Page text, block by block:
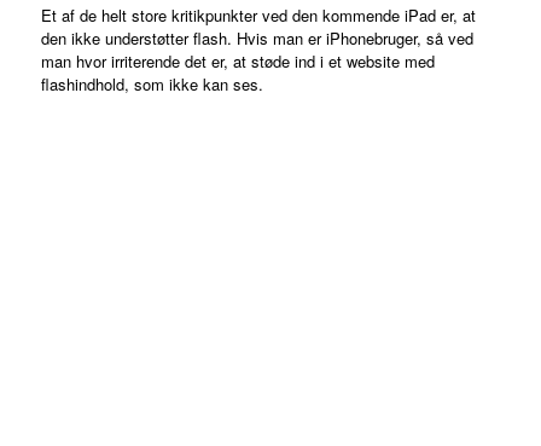
Et af de helt store kritikpunkterved den kommende iPad er, at
den ikke understøtter flash. Hvis man er iPhonebruger, så ved
man hvor irriterende det er, at støde ind i et website med
flashindhold, som ikke kan ses.